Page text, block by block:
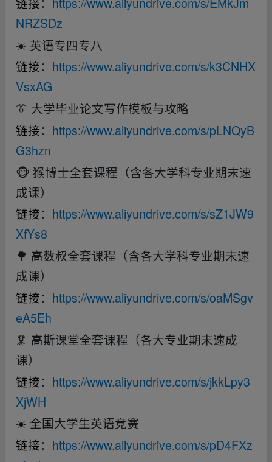
NRZSDz
☀️ 英语专四专八
链接： https://www.aliyundrive.com/s/k3CNHX
VsxAG
👔 大学毕业论文写作模板与攻略
链接： https://www.aliyundrive.com/s/pLNQyB
G3hzn
🐵 猴博士全套课程（含各大学科专业期末速
成课）
链接： https://www.aliyundrive.com/s/sZ1JW9
XfYs8
🌳 高数叔全套课程（含各大学科专业期末速
成课）
链接： https://www.aliyundrive.com/s/oaMSgv
eA5Eh
🦑 高斯课堂全套课程（各大专业期末速成
课）
链接： https://www.aliyundrive.com/s/jkkLpy3
XjWH
☀️ 全国大学生英语竞赛
链接： https://www.aliyundrive.com/s/pD4FXz